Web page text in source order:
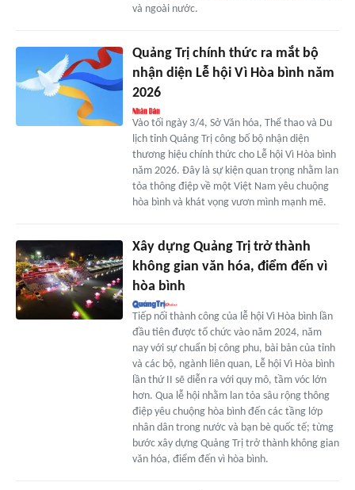
và ngoài nước.
Quảng Trị chính thức ra mắt bộ
nhận diện Lễ hội Vì Hòa bình năm
2026
Vào tối ngày 3/4, Sở Văn hóa, Thể thao và Du
lịch tỉnh Quảng Trị công bố bộ nhận diện
thương hiệu chính thức cho Lễ hội Vì Hòa bình
năm 2026. Đây là sự kiện quan trọng nhằm lan
tỏa thông điệp về một Việt Nam yêu chuộng
hòa bình và khát vọng vươn mình mạnh mẽ.
Xây dựng Quảng Trị trở thành
không gian văn hóa, điểm đến vì
hòa bình
Tiếp nối thành công của lễ hội Vì Hòa bình lần
đầu tiên được tổ chức vào năm 2024, năm
nay với sự chuẩn bị công phu, bài bản của tỉnh
và các bộ, ngành liên quan, Lễ hội Vì Hòa bình
lần thứ II sẽ diễn ra với quy mô, tầm vóc lớn
hơn. Qua lễ hội nhằm lan tỏa sâu rộng thông
điệp yêu chuộng hòa bình đến các tầng lớp
nhân dân trong nước và bạn bè quốc tế; từng
bước xây dựng Quảng Trị trở thành không gian
văn hóa, điểm đến vì hòa bình.